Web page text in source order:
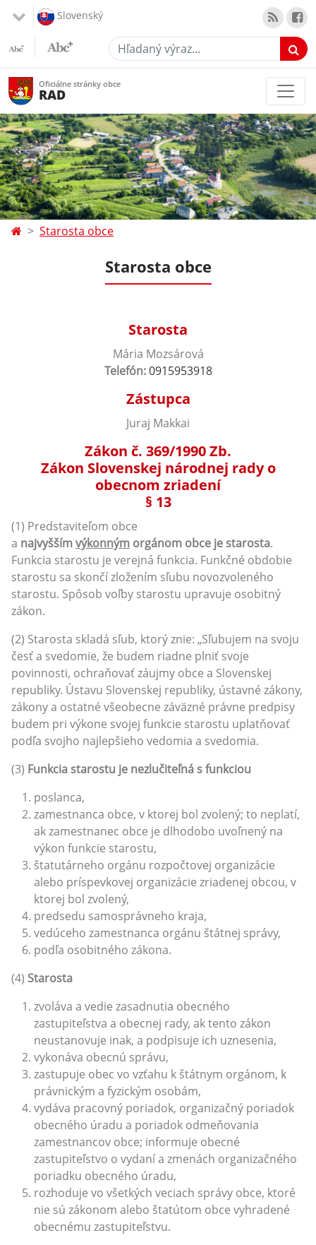
Slovenský
Hľadaný výraz...
Oficiálne stránky obce
RAD
Starosta obce
Starosta obce
Starosta
Mária Mozsárová
Telefón: 0915953918
Zástupca
Juraj Makkai
Zákon č. 369/1990 Zb.
Zákon Slovenskej národnej rady o
obecnom zriadení
§ 13
(1) Predstaviteľom obce
a najvyššímvýkonným orgánom obce je starosta.
Funkcia starostu je verejná funkcia. Funkčné obdobie
starostu sa skončí zložením sľubu novozvoleného
starostu. Spôsob voľby starostu upravuje osobitný
zákon.
(2) Starosta skladá sľub, ktorý znie: „Sľubujem na svoju
česť a svedomie, že budem riadne plniť svoje
povinnosti, ochraňovať záujmy obce a Slovenskej
republiky. Ústavu Slovenskej republiky, ústavné zákony,
zákony a ostatné všeobecne záväzné právne predpisy
budem pri výkone svojej funkcie starostu uplatňovať
podľa svojho najlepšieho vedomia a svedomia.
(3) Funkcia starostu je nezlučiteľná s funkciou
poslanca,
zamestnanca obce, v ktorej bol zvolený; to neplatí,
ak zamestnanec obce je dlhodobo uvoľnený na
výkon funkcie starostu,
štatutárneho orgánu rozpočtovej organizácie
alebo príspevkovej organizácie zriadenej obcou, v
ktorej bol zvolený,
predsedu samosprávneho kraja,
vedúceho zamestnanca orgánu štátnej správy,
podľa osobitného zákona.
(4) Starosta
zvoláva a vedie zasadnutia obecného
zastupiteľstva a obecnej rady, ak tento zákon
neustanovuje inak, a podpisuje ich uznesenia,
vykonáva obecnú správu,
zastupuje obec vo vzťahu k štátnym orgánom, k
právnickým a fyzickým osobám,
vydáva pracovný poriadok, organizačný poriadok
obecného úradu a poriadok odmeňovania
zamestnancov obce; informuje obecné
zastupiteľstvo o vydaní a zmenách organizačného
poriadku obecného úradu,
rozhoduje vo všetkých veciach správy obce, ktoré
nie sú zákonom alebo štatútom obce vyhradené
obecnému zastupiteľstvu.